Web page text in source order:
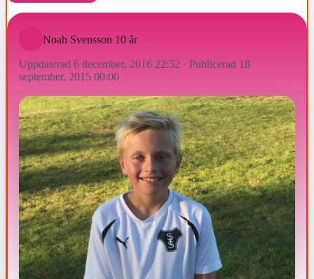
Noah Svensson 10 år
Uppdaterad 6 december, 2016 22:52 · Publicerad 18
september, 2015 00:00